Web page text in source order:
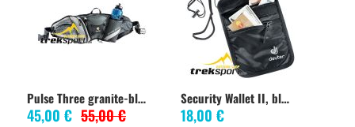
Pulse Three granite-black
45,00 € 55,00 €
Security Wallet II, black
18,00 €